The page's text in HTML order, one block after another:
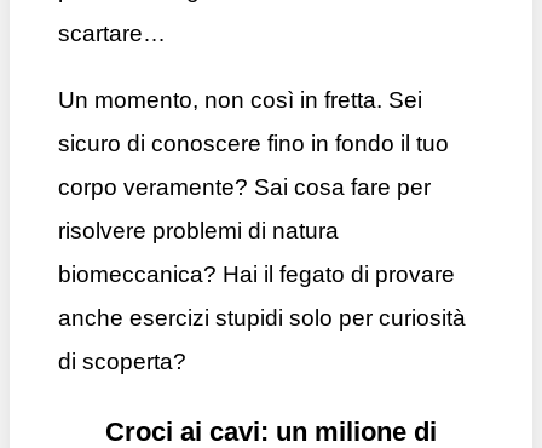
scartare…
Un momento, non così in fretta. Sei
sicuro di conoscere fino in fondo il tuo
corpo veramente? Sai cosa fare per
risolvere problemi di natura
biomeccanica? Hai il fegato di provare
anche esercizi stupidi solo per curiosità
di scoperta?
Croci ai cavi: un milione di